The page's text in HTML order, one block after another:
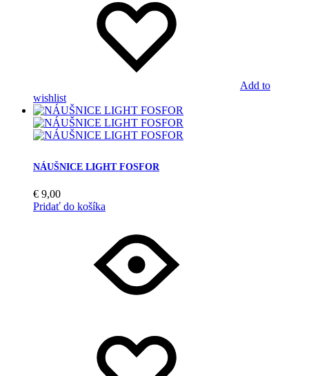
Add to
wishlist
NÁUŠNICE LIGHT FOSFOR
€ 9,00
Pridať do košíka